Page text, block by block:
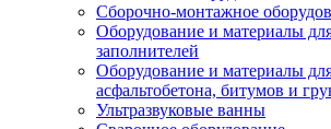
Сборочно-монтажное
Оборудование и материалы
заполнителей
Оборудование и материалы
асфальтобетона, битумов и
Ультразвуковые ванны